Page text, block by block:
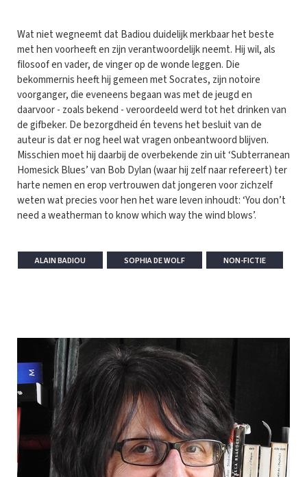
Wat niet wegneemt dat Badiou duidelijk merkbaar het beste
met hen voorheeft en zijn verantwoordelijk neemt. Hij wil, als
filosoof en vader, de vinger op de wonde leggen. Die
bekommernis heeft hij gemeen met Socrates, zijn notoire
voorganger, die eveneens begaan was met de jeugd en
daarvoor - zoals bekend - veroordeeld werd tot het drinken van
de gifbeker. De bezorgdheid én tevens het besluit van de
auteur is dat er nog heel wat vragen onbeantwoord blijven.
Misschien moet hij daarbij de overbekende zin uit ‘Subterranean
Homesick Blues’ van Bob Dylan (waar hij zelf naar refereert) ter
harte nemen en erop vertrouwen dat jongeren voor zichzelf
weten wat precies voor hen het ware leven inhoudt: ‘You don’t
need a weatherman to know which way the wind blows’.
ALAIN BADIOU SOPHIA DE WOLF NON-FICTIE